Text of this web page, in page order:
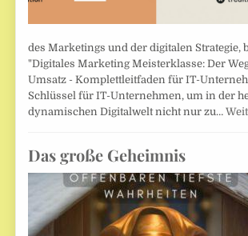
des Marketings und der digitalen Strategie,
"Digitales Marketing Meisterklasse: Der
Umsatz - Komplettleitfaden für IT-
Schlüssel für IT-Unternehmen, um in der
dynamischen Digitalwelt nicht nur zu…
Das große Geheimnis